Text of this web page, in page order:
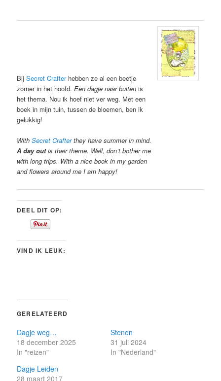
BijSecret Crafterhebben ze al een beetje
zomer in het hoofd.Een dagje naar buiten is
het thema. Nou ik hoef niet ver weg. Met een
boek in mijn tuin, tussen de bloemen, ben ik
gelukkig!
WithSecret Crafterthey have summer in mind.
A day outis their theme. Well, don’t bother me
with long trips. With a nice book in my garden
and flowers around me I am happy!
DEEL DIT OP:
VIND IK LEUK:
GERELATEERD
Dagje weg…
18 december 2025
In "reizen"
Stenen
31 juli 2024
In "Nederland"
Dagje Leiden
28 maart 2017